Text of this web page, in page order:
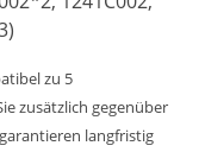
zu 5
zusätzlich gegenüber
langfristig